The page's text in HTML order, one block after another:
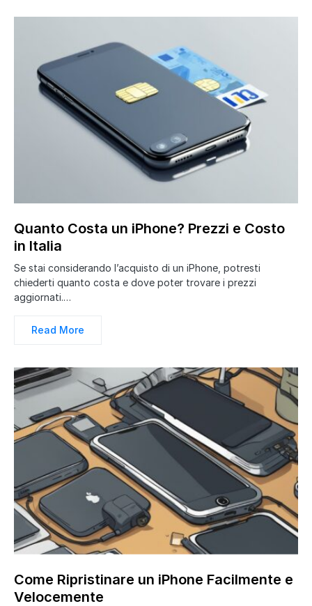
Quanto Costa un iPhone? Prezzi e Costo
in Italia
Se stai considerando l’acquisto di un iPhone, potresti
chiederti quanto costa e dove poter trovare i prezzi
aggiornati.…
Read More
Come Ripristinare un iPhone Facilmente e
Velocemente